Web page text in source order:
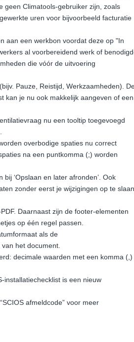
geen Climatools-gebruiker zijn, zoals
uren voor bijvoorbeeld facturatie
aan een werkbon voordat deze op "In
al voorbereidend werk of
die vóór de uitvoering
Pauze, Reistijd, Werkzaamheden).
kan je nu ook makkelijk aangeven of een
nu een tooltip toegevoegd
overbodige spaties nu correct
na een puntkomma (;) worden
‘Opslaan en later afronden’. Ook
zonder eerst je wijzigingen op te
Daarnaast zijn de footer-elementen
op één regel passen.
als de
het document.
decimale waarden met een komma (,)
installatiechecklist is een nieuw
afmeldcode” voor meer